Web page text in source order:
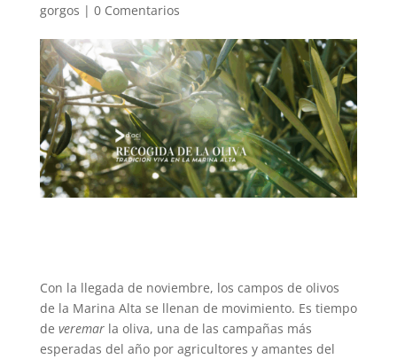
gorgos | 0 Comentarios
Con la llegada de noviembre, los campos de olivos
de la Marina Alta se llenan de movimiento. Es tiempo
de veremarla oliva, una de las campañas más
esperadas del año por agricultores y amantes del